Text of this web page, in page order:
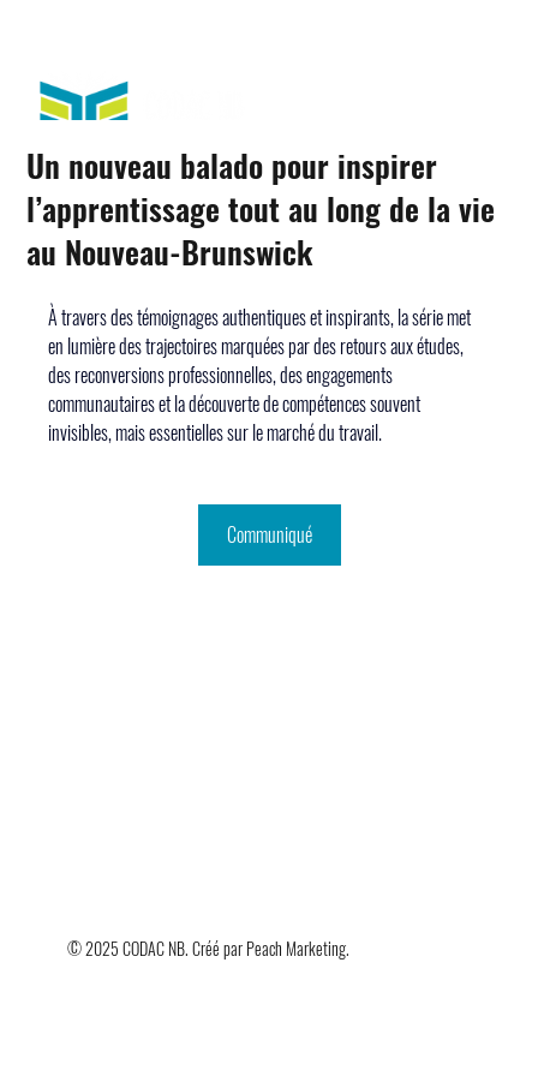
Un nouveau balado pour inspirer
l’apprentissage tout au long de la vie
au Nouveau-Brunswick
À travers des témoignages authentiques et inspirants, la série met
en lumière des trajectoires marquées par des retours aux études,
des reconversions professionnelles, des engagements
communautaires et la découverte de compétences souvent
invisibles, mais essentielles sur le marché du travail.
Communiqué
© 2025 CODAC NB. Créé parPeach Marketing.